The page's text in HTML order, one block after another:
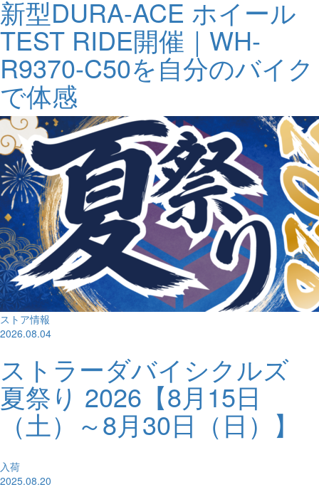
新型DURA-ACE ホイール
TEST RIDE開催｜WH-
R9370-C50を自分のバイク
で体感
ストア情報
2026.08.04
ストラーダバイシクルズ
夏祭り 2026【8月15日
（土）～8月30日（日）】
入荷
2025.08.20